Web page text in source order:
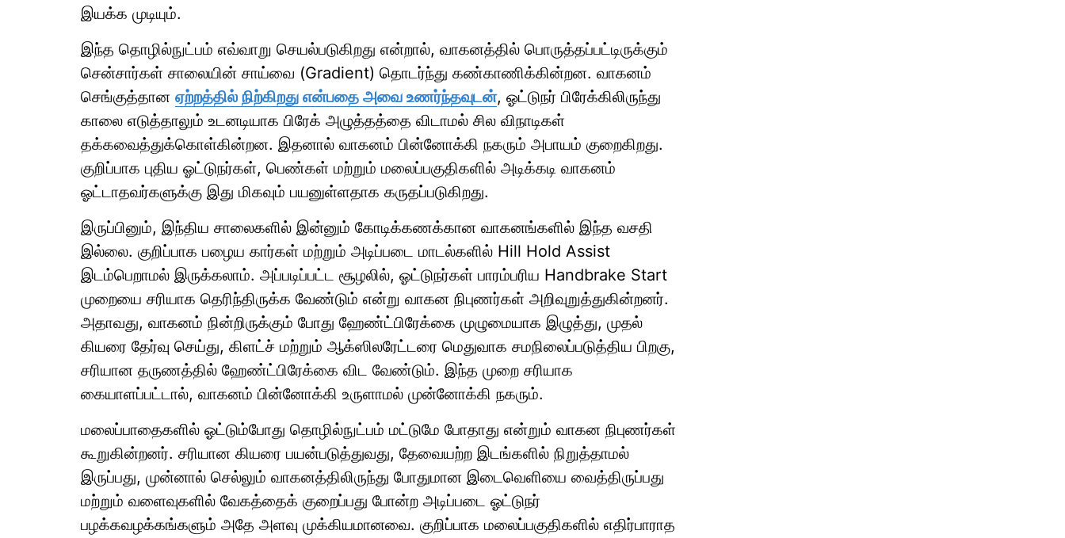
இயக்க முடியும்.
இந்த தொழில்நுட்பம் எவ்வாறு செயல்படுகிறது என்றால், வாகனத்தில் பொருத்தப்பட்டிருக்கும்
சென்சார்கள் சாலையின் சாய்வை (Gradient) தொடர்ந்து கண்காணிக்கின்றன. வாகனம்
செங்குத்தான ஏற்றத்தில் நிற்கிறது என்பதை அவை உணர்ந்தவுடன், ஓட்டுநர் பிரேக்கிலிருந்து
காலை எடுத்தாலும் உடனடியாக பிரேக் அழுத்தத்தை விடாமல் சில விநாடிகள்
தக்கவைத்துக்கொள்கின்றன. இதனால் வாகனம் பின்னோக்கி நகரும் அபாயம் குறைகிறது.
குறிப்பாக புதிய ஓட்டுநர்கள், பெண்கள் மற்றும் மலைப்பகுதிகளில் அடிக்கடி வாகனம்
ஓட்டாதவர்களுக்கு இது மிகவும் பயனுள்ளதாக கருதப்படுகிறது.
இருப்பினும், இந்திய சாலைகளில் இன்னும் கோடிக்கணக்கான வாகனங்களில் இந்த வசதி
இல்லை. குறிப்பாக பழைய கார்கள் மற்றும் அடிப்படை மாடல்களில் Hill Hold Assist
இடம்பெறாமல் இருக்கலாம். அப்படிப்பட்ட சூழலில், ஓட்டுநர்கள் பாரம்பரிய Handbrake Start
முறையை சரியாக தெரிந்திருக்க வேண்டும் என்று வாகன நிபுணர்கள் அறிவுறுத்துகின்றனர்.
அதாவது, வாகனம் நின்றிருக்கும் போது ஹேண்ட்பிரேக்கை முழுமையாக இழுத்து, முதல்
கியரை தேர்வு செய்து, கிளட்ச் மற்றும் ஆக்ஸிலரேட்டரை மெதுவாக சமநிலைப்படுத்திய பிறகு,
சரியான தருணத்தில் ஹேண்ட்பிரேக்கை விட வேண்டும். இந்த முறை சரியாக
கையாளப்பட்டால், வாகனம் பின்னோக்கி உருளாமல் முன்னோக்கி நகரும்.
மலைப்பாதைகளில் ஓட்டும்போது தொழில்நுட்பம் மட்டுமே போதாது என்றும் வாகன நிபுணர்கள்
கூறுகின்றனர். சரியான கியரை பயன்படுத்துவது, தேவையற்ற இடங்களில் நிறுத்தாமல்
இருப்பது, முன்னால் செல்லும் வாகனத்திலிருந்து போதுமான இடைவெளியை வைத்திருப்பது
மற்றும் வளைவுகளில் வேகத்தைக் குறைப்பது போன்ற அடிப்படை ஓட்டுநர்
பழக்கவழக்கங்களும் அதே அளவு முக்கியமானவை. குறிப்பாக மலைப்பகுதிகளில் எதிர்பாராத